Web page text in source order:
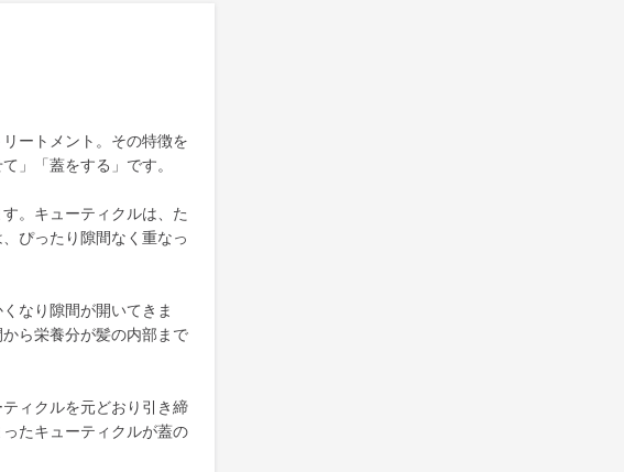
ートメント。その特徴を
」「蓋をする」です。
。キューティクルは、た
ぴったり隙間なく重なっ
なり隙間が開いてきま
ら栄養分が髪の内部まで
ィクルを元どおり引き締
たキューティクルが蓋の